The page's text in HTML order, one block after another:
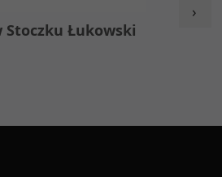
Stoczku Łukowski
›